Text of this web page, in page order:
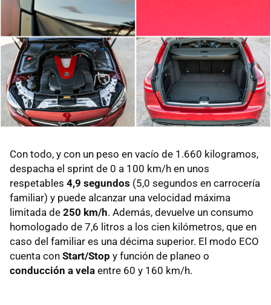
Con todo, y con un peso en vacío de 1.660 kilogramos,
despacha el sprint de 0 a 100 km/h en unos
respetables 4,9 segundos (5,0 segundos en carrocería
familiar) y puede alcanzar una velocidad máxima
limitada de 250 km/h. Además, devuelve un consumo
homologado de 7,6 litros a los cien kilómetros, que en
caso del familiar es una décima superior. El modo ECO
cuenta con Start/Stop y función de planeo o
conducción a vela entre 60 y 160 km/h.